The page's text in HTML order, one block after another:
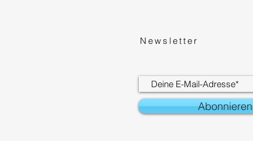
Newsletter
Abonnieren